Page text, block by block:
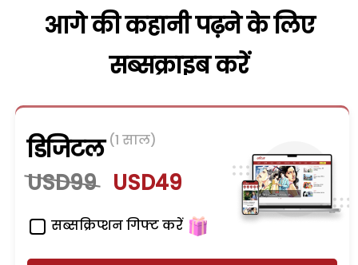
आगे की कहानी पढ़ने के लिए
सब्सक्राइब करें
डिजिटल (1 साल)
USD99 USD49
सब्सक्रिप्शन गिफ्ट करें